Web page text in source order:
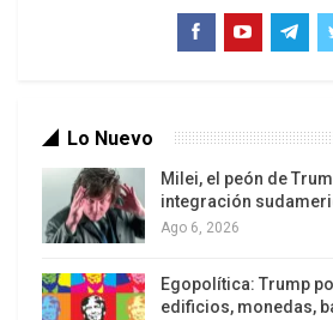
general de la situación actual,
sentido” la insistencia de Grossi
podría haber “intenciones
solicitud del organismo.
El vicepresidente del
prohibición de instalar cámaras
Lo Nuevo
Milei, el peón de
integración
Ago 6, 2026
Egopolítica: Trump
edificios, monedas,